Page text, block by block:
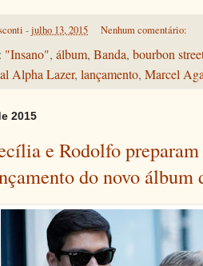
-julho 13, 2015 Nenhum comentário:
"Insano", álbum, Banda, bourbon
Alpha Lazer, lançamento, Marcel
2015
e Rodolfo preparam
do novo álbum